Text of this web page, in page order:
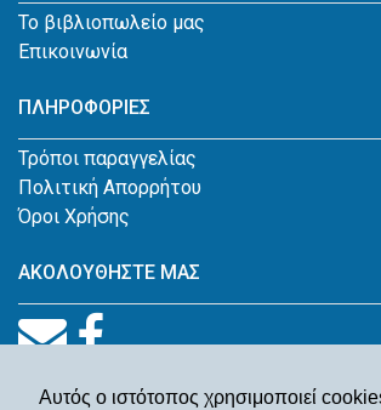
Αυτός ο ιστότοπος χρησιμοποιεί
Το βιβλιοπωλείο μας
Επικοινωνία
ΠΛΗΡΟΦΟΡΙΕΣ
Τρόποι παραγγελίας
Πολιτική Απορρήτου
Όροι Χρήσης
ΑΚΟΛΟΥΘΗΣΤΕ ΜΑΣ